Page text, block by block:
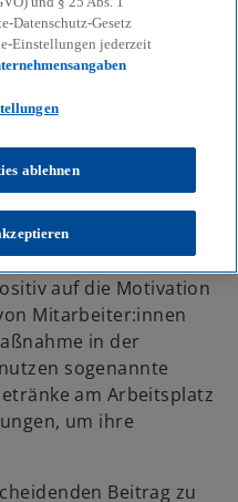
& Resilienz
Vier Details im Fokus
auf die Motivation
Mitarbeiter:innen
in der
sogenannte
am Arbeitsplatz
um ihre
Beitrag zu
Datenschutz-Gesetz
Einstellungen jederzeit
ablehnen